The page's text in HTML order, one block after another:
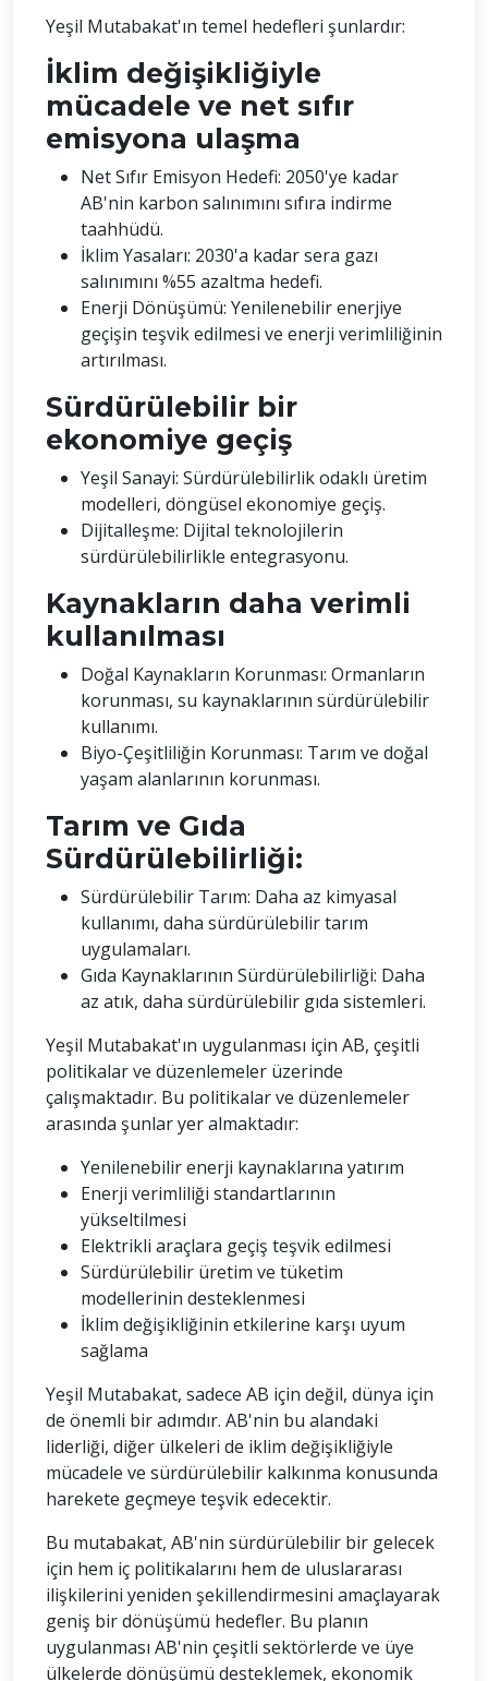
Yeşil Mutabakat'ın temel hedefleri şunlardır:
İklim değişikliğiyle
mücadele ve net sıfır
emisyona ulaşma
Net Sıfır Emisyon Hedefi: 2050'ye kadar
AB'nin karbon salınımını sıfıra indirme
taahhüdü.
İklim Yasaları: 2030'a kadar sera gazı
salınımını %55 azaltma hedefi.
Enerji Dönüşümü: Yenilenebilir enerjiye
geçişin teşvik edilmesi ve enerji verimliliğinin
artırılması.
Sürdürülebilir bir
ekonomiye geçiş
Yeşil Sanayi: Sürdürülebilirlik odaklı üretim
modelleri, döngüsel ekonomiye geçiş.
Dijitalleşme: Dijital teknolojilerin
sürdürülebilirlikle entegrasyonu.
Kaynakların daha verimli
kullanılması
Doğal Kaynakların Korunması: Ormanların
korunması, su kaynaklarının sürdürülebilir
kullanımı.
Biyo-Çeşitliliğin Korunması: Tarım ve doğal
yaşam alanlarının korunması.
Tarım ve Gıda
Sürdürülebilirliği:
Sürdürülebilir Tarım: Daha az kimyasal
kullanımı, daha sürdürülebilir tarım
uygulamaları.
Gıda Kaynaklarının Sürdürülebilirliği: Daha
az atık, daha sürdürülebilir gıda sistemleri.
Yeşil Mutabakat'ın uygulanması için AB, çeşitli
politikalar ve düzenlemeler üzerinde
çalışmaktadır. Bu politikalar ve düzenlemeler
arasında şunlar yer almaktadır:
Yenilenebilir enerji kaynaklarına yatırım
Enerji verimliliği standartlarının
yükseltilmesi
Elektrikli araçlara geçiş teşvik edilmesi
Sürdürülebilir üretim ve tüketim
modellerinin desteklenmesi
İklim değişikliğinin etkilerine karşı uyum
sağlama
Yeşil Mutabakat, sadece AB için değil, dünya için
de önemli bir adımdır. AB'nin bu alandaki
liderliği, diğer ülkeleri de iklim değişikliğiyle
mücadele ve sürdürülebilir kalkınma konusunda
harekete geçmeye teşvik edecektir.
Bu mutabakat, AB'nin sürdürülebilir bir gelecek
için hem iç politikalarını hem de uluslararası
ilişkilerini yeniden şekillendirmesini amaçlayarak
geniş bir dönüşümü hedefler. Bu planın
uygulanması AB'nin çeşitli sektörlerde ve üye
ülkelerde dönüşümü desteklemek, ekonomik